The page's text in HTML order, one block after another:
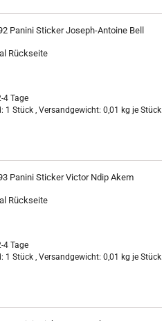
Panini Sticker Joseph-Antoine Bell
Rückseite
4 Tage
1 Stück , Versandgewicht: 0,01 kg je Stück
Panini Sticker Victor Ndip Akem
Rückseite
4 Tage
1 Stück , Versandgewicht: 0,01 kg je Stück